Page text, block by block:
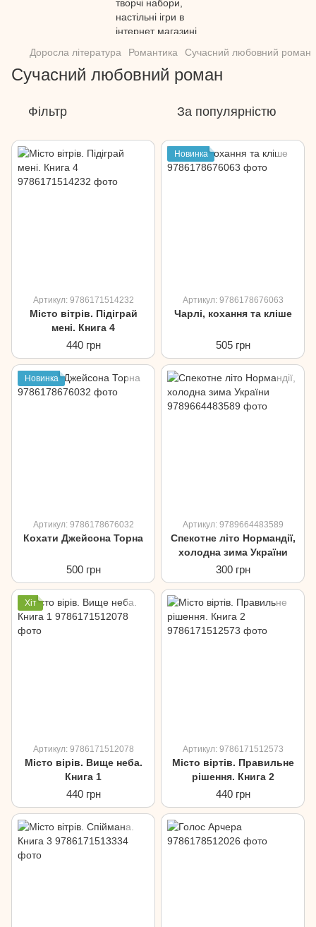
Доросла література Романтика Сучасний любовний роман
Сучасний любовний роман
Фільтр За популярністю
Артикул: 9786171514232
Місто вітрів. Підіграй
мені. Книга 4
440 грн
Новинка
Артикул: 9786178676063
Чарлі, кохання та кліше
505 грн
Новинка
Артикул: 9786178676032
Кохати Джейсона Торна
500 грн
Артикул: 9789664483589
Спекотне літо Нормандії,
холодна зима України
300 грн
Хіт
Артикул: 9786171512078
Місто вірів. Вище неба.
Книга 1
440 грн
Артикул: 9786171512573
Місто віртів. Правильне
рішення. Книга 2
440 грн